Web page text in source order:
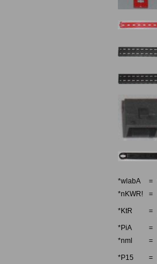
*wlabA =
*nKWR!
=
*KtR =
*PiA
=
*nml
=
*P15 =